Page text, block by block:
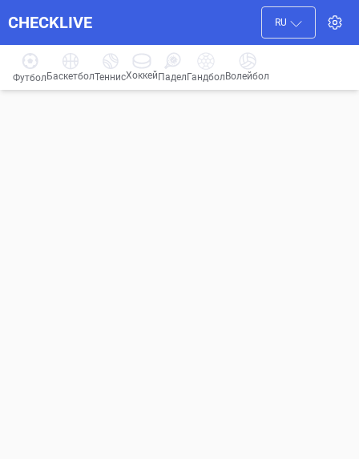
CHECKLIVE RU
Футбол БаскетболТеннисХоккей ПаделГандбол Волейбол